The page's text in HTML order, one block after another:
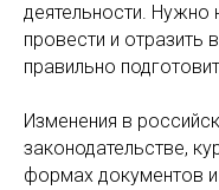
деятельности.
провести и отразить
правильно
Изменения в
законодательстве,
формах документов